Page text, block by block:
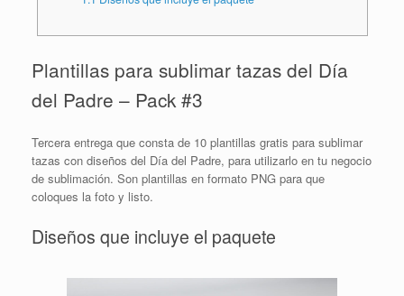
Plantillas para sublimar tazas del Día
del Padre – Pack #3
Tercera entrega que consta de 10 plantillas gratis para sublimar
tazas con diseños del Día del Padre, para utilizarlo en tu negocio
de sublimación. Son plantillas en formato PNG para que
coloques la foto y listo.
Diseños que incluye el paquete